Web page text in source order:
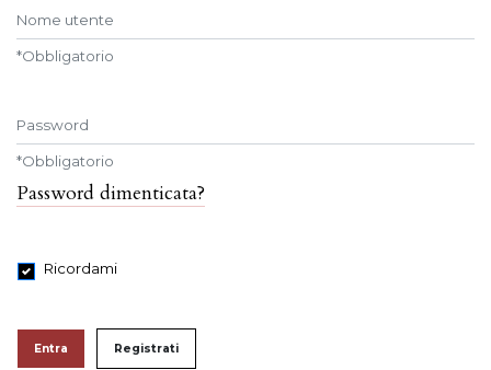
*Obbligatorio
Password
*Obbligatorio
Password dimenticata?
Ricordami
Entra Registrati